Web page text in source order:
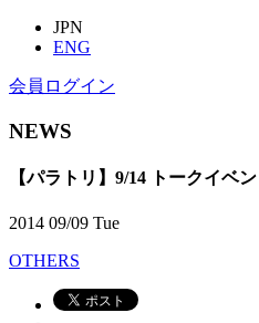
JPN
ENG
会員ログイン
NEWS
【パラトリ】9/14 トークイベ
2014 09/09 Tue
OTHERS